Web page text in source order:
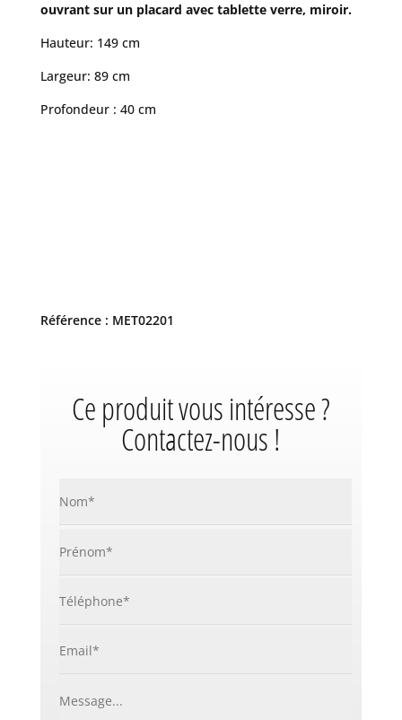
ouvrant sur un placard avec tablette verre, miroir.
Hauteur: 149 cm
Largeur: 89 cm
Profondeur : 40 cm
Référence : MET02201
Ce produit vous intéresse ?
Contactez-nous !